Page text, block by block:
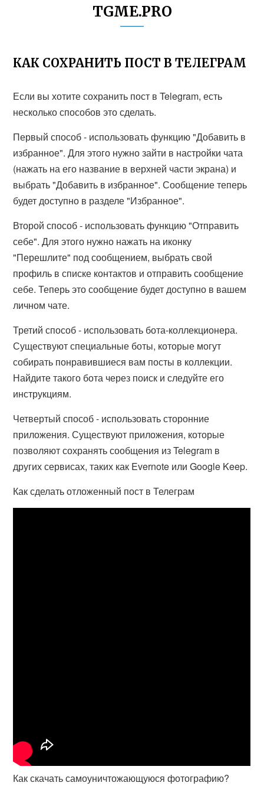
TGME.PRO
КАК СОХРАНИТЬ ПОСТ В ТЕЛЕГРАМ
Если вы хотите сохранить пост в Telegram, есть
несколько способов это сделать.
Первый способ - использовать функцию "Добавить в
избранное". Для этого нужно зайти в настройки чата
(нажать на его название в верхней части экрана) и
выбрать "Добавить в избранное". Сообщение теперь
будет доступно в разделе "Избранное".
Второй способ - использовать функцию "Отправить
себе". Для этого нужно нажать на иконку
"Перешлите" под сообщением, выбрать свой
профиль в списке контактов и отправить сообщение
себе. Теперь это сообщение будет доступно в вашем
личном чате.
Третий способ - использовать бота-коллекционера.
Существуют специальные боты, которые могут
собирать понравившиеся вам посты в коллекции.
Найдите такого бота через поиск и следуйте его
инструкциям.
Четвертый способ - использовать сторонние
приложения. Существуют приложения, которые
позволяют сохранять сообщения из Telegram в
других сервисах, таких как Evernote или Google Keep.
Как сделать отложенный пост в Телеграм
Как скачать самоуничтожающуюся фотографию?